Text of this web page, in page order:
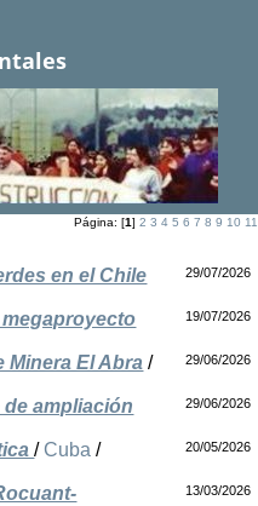
Página: [1] 2 3 4 5 6 7 8 9 10 11
en el Chile
29/07/2026
19/07/2026
Minera El Abra /
29/06/2026
ampliación
29/06/2026
/ Cuba /
20/05/2026
13/03/2026